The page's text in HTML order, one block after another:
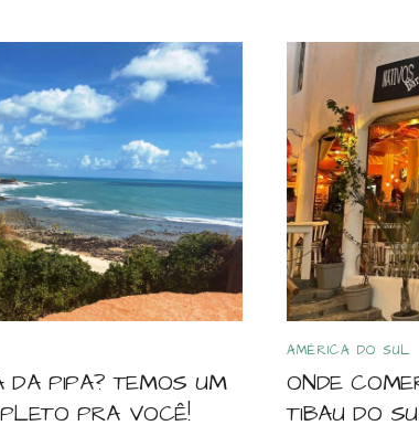
DA PIPA? TEMOS UM
PRA VOCÊ!
AMÉRICA DO SUL
ONDE
TIBAU DO